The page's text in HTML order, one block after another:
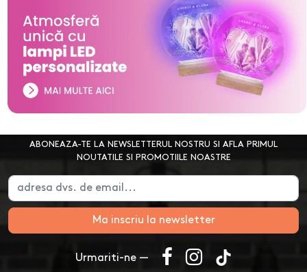
ABONEAZA-TE LA NEWSLETTERUL NOSTRU SI AFLA PRIMUL
NOUTATILE SI PROMOTIILE NOASTRE
Ma inscriu la newsletter
Urmariti-ne —